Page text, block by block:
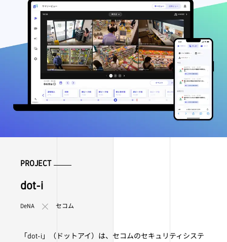
PROJECT
dot-i
DeNA セコム
「dot-i」（ドットアイ）は、セコムのセキュリティシステ